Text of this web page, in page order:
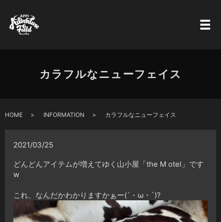
カラフルなニューフェイス
HOME INFORMATION カラフルなニューフェイス
2021/03/25
どんどんアイテムが増えてゆく山小屋「the M otel」です
w
これ、なんだかわかりますかぁー(´・ω・`)?